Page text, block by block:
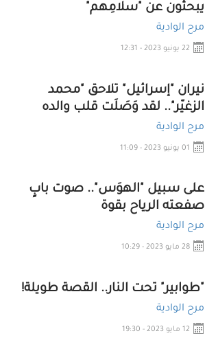
يبحثون عن "سلامِهم"
مرح الوادية
22 يونيو 2023 - 12:31
نيران "إسرائيل" تلاحق "محمد
الزغيّر".. لقد وَصَلَت قلب والده
مرح الوادية
01 يونيو 2023 - 11:09
على سبيل "الهوَس".. صوت بابٍ
صفعته الرياح بقوة
مرح الوادية
28 مايو 2023 - 10:29
"طوابير" تحت النار.. القصة طويلة!
مرح الوادية
12 مايو 2023 - 19:30